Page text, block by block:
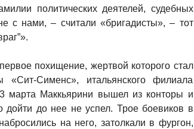
политических деятелей, судебных
с нами, – считали «бригадисты», – тот
похищение, жертвой которого стал
Сименс», итальянского филиала
3 марта Маккьярини вышел из конторы и
дойти до нее не успел. Трое боевиков в
на него, затолкали в фургон,